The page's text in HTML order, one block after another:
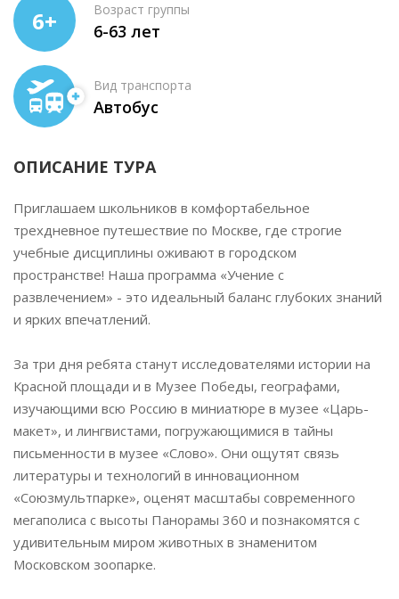
6+ Возраст группы
6-63 лет
Вид транспорта
Автобус
ОПИСАНИЕ ТУРА
Приглашаем школьников в комфортабельное
трехдневное путешествие по Москве, где строгие
учебные дисциплины оживают в городском
пространстве! Наша программа «Учение с
развлечением» - это идеальный баланс глубоких знаний
и ярких впечатлений.
За три дня ребята станут исследователями истории на
Красной площади и в Музее Победы, географами,
изучающими всю Россию в миниатюре в музее «Царь-
макет», и лингвистами, погружающимися в тайны
письменности в музее «Слово». Они ощутят связь
литературы и технологий в инновационном
«Союзмультпарке», оценят масштабы современного
мегаполиса с высоты Панорамы 360 и познакомятся с
удивительным миром животных в знаменитом
Московском зоопарке.